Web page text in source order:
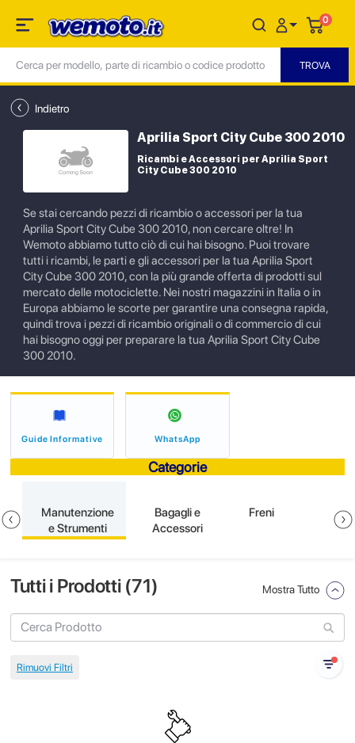
0
Indietro
Aprilia Sport City Cube 300 2010
Ricambi e Accessori per Aprilia Sport
City Cube 300 2010
Se stai cercando pezzi di ricambio o accessori per la tua
Aprilia Sport City Cube 300 2010, non cercare oltre! In
Wemoto abbiamo tutto ciò di cui hai bisogno. Puoi trovare
tutti i ricambi, le parti e gli accessori per la tua Aprilia Sport
City Cube 300 2010, con la più grande offerta di prodotti sul
mercato delle motociclette. Nei nostri magazzini in Italia o in
Europa abbiamo le scorte per garantire una consegna rapida,
quindi trova i pezzi di ricambio originali o di commercio di cui
hai bisogno oggi per preparare la tua Aprilia Sport City Cube
300 2010.
Guide Informative WhatsApp
Categorie
Manutenzione
e Strumenti
Bagagli e
Accessori
Freni
Tutti i Prodotti (71) Mostra Tutto